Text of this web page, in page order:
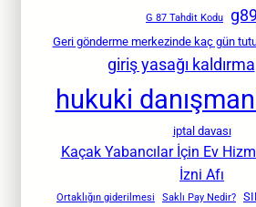
G 87 Tahdit Kodu g89
Geri gönderme merkezinde kaç gün
giriş yasağı kaldırma
hukuki
iptal davası
Kaçak Yabancılar İçin Ev
İzni Afı
Ortaklığın giderilmesi Saklı Pay Nedir?